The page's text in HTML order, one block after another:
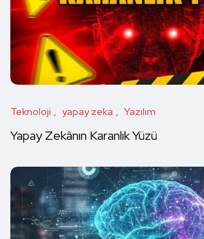
Teknoloji yapay zeka Yazılım
Yapay Zekânın Karanlık Yüzü